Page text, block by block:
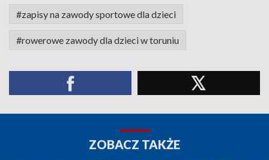
#zapisy na zawody sportowe dla dzieci
#rowerowe zawody dla dzieci w toruniu
ZOBACZ TAKŻE